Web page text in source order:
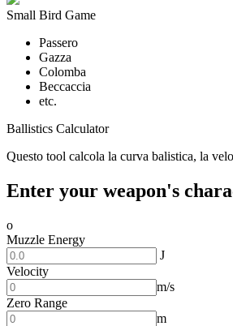
Small Bird Game
Passero
Gazza
Colomba
Beccaccia
etc.
Ballistics Calculator
Questo tool calcola la curva balistica, la
Enter your weapon's
o
Muzzle Energy
J
Velocity
m/s
Zero Range
m